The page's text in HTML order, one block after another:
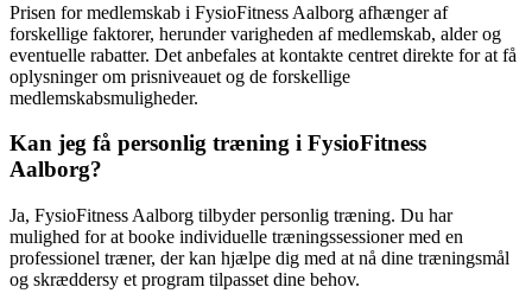
Prisen for medlemskab i FysioFitness Aalborg afhænger af
forskellige faktorer, herunder varigheden af medlemskab, alder og
eventuelle rabatter. Det anbefales at kontakte centret direkte for at få
oplysninger om prisniveauet og de forskellige
medlemskabsmuligheder.
Kan jeg få personlig træning i FysioFitness
Aalborg?
Ja, FysioFitness Aalborg tilbyder personlig træning. Du har
mulighed for at booke individuelle træningssessioner med en
professionel træner, der kan hjælpe dig med at nå dine træningsmål
og skræddersy et program tilpasset dine behov.